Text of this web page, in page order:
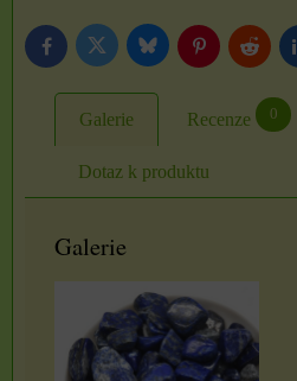
FacebookTwitter BlueskyPinterestReddit
Galerie Recenze 0
Dotaz k produktu
Galerie